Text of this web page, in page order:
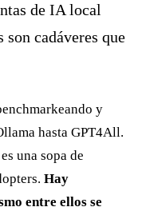
de IA local
son cadáveres que
y
hasta GPT4All.
una sopa de
Hay
entre ellos se